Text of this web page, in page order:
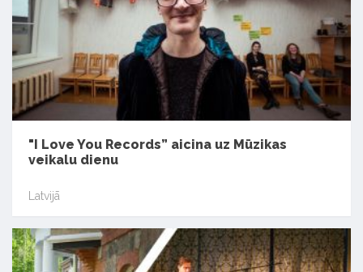
"I Love You Records” aicina uz Mūzikas
veikalu dienu
Latvijā